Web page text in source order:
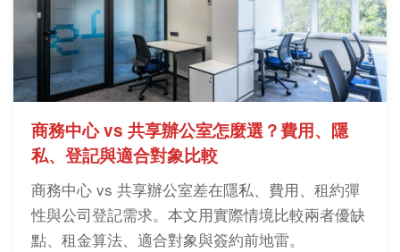
商務中心 vs 共享辦公室怎麼選？費用、隱
私、登記與適合對象比較
商務中心 vs 共享辦公室差在隱私、費用、租約彈
性與公司登記需求。本文用實際情境比較兩者優缺
點、租金算法、適合對象與簽約前地雷。